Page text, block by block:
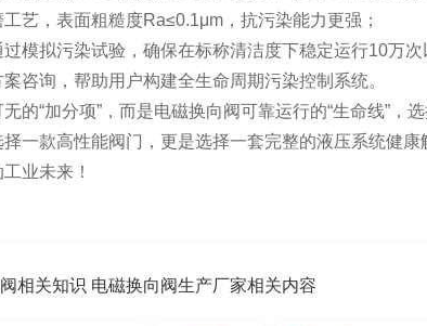
艺，表面粗糙度Ra≤0.1μm，抗污染能力更强；
模拟污染试验，确保在标称清洁度下稳定运行10万次
咨询，帮助用户构建全生命周期污染控制系统。
的“加分项”，而是电磁换向阀可靠运行的“生命线”，
一款高性能阀门，更是选择一套完整的液压系统健康
业未来！
相关知识 电磁换向阀生产厂家相关内容